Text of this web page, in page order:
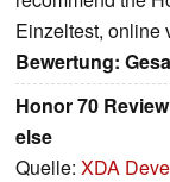
Einzeltest, online
Bewertung:
Honor 70
else
Quelle: XDA